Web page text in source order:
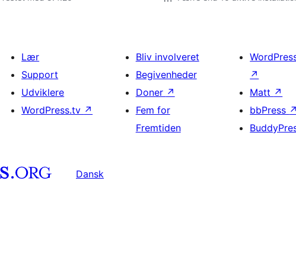
Lær
Support
Udviklere
WordPress.tv ↗
Bliv involveret
Begivenheder
Doner ↗
Fem for
Fremtiden
↗
Matt ↗
bbPress ↗
Dansk